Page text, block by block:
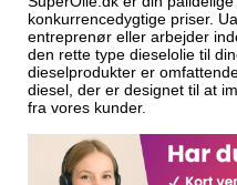
konkurrencedygtige priser.
entreprenør eller arbejder
den rette type dieselolie til
dieselprodukter er
diesel, der er designet til at
fra vores kunder.